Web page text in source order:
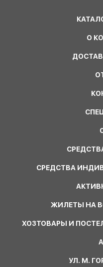
О
СРЕДСТВА
ЖИЛЕТЫ НА
ХОЗТОВАРЫ И
УЛ. М.